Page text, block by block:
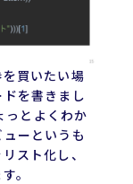
買いたい場
を書きまし
とよくわか
ーというも
スト化し、
。